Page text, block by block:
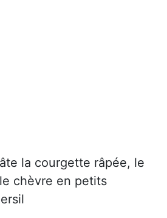
la courgette râpée, le
chèvre en petits